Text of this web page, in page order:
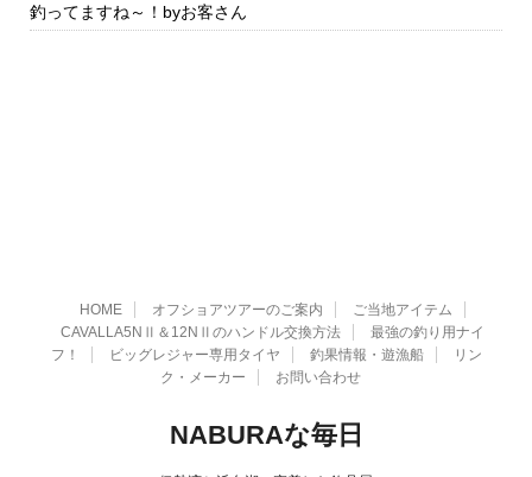
釣ってますね～！byお客さん
HOME オフショアツアーのご案内
ご当地アイテム
CAVALLA5NⅡ＆12NⅡのハンドル交換方法
最強の釣り用ナイ
フ！
ビッグレジャー専用タイヤ 釣果情報・遊漁船
リン
ク・メーカー
お問い合わせ
NABURAな毎日